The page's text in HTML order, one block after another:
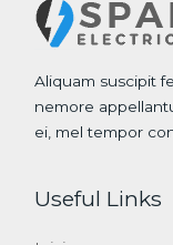
Aliquam suscipit
nemore
ei, mel tempor
Useful Links